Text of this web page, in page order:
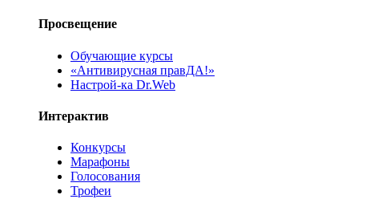
Просвещение
Обучающие курсы
«Антивирусная правДА!»
Настрой-ка Dr.Web
Интерактив
Конкурсы
Марафоны
Голосования
Трофеи